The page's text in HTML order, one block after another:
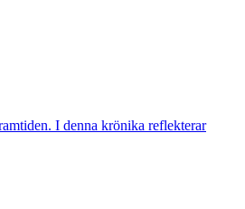
I denna krönika reflekterar